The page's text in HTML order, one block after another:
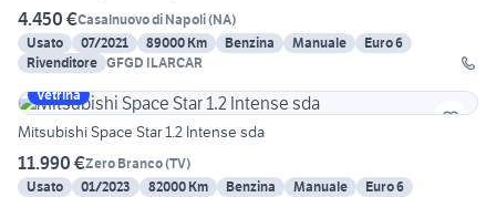
4.450 €Casalnuovo di Napoli(NA)
Usato
07/2021 89000 Km Benzina Manuale
Euro 6
Rivenditore GFGD ILARCAR
Vetrina
Mitsubishi Space Star 1.2 Intense sda
11.990 €Zero Branco(TV)
Usato
01/2023 82000 Km Benzina Manuale
Euro 6